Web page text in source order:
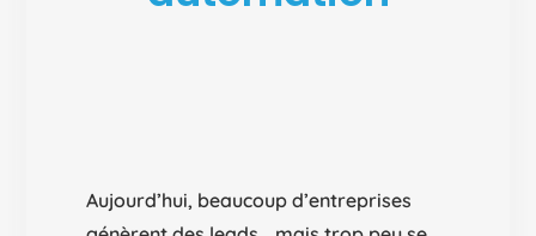
Aujourd’hui, beaucoup d’entreprises